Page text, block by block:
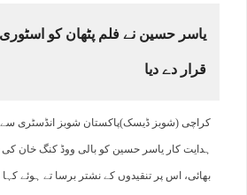
یاسر حسین نے فلم پٹھان کو
قرار دے دیا
کراچی (شوبز ڈیسک)پاکستان شوبز انڈسٹری سے
ہدایت کار یاسر حسین کو بالی ووڈ کنگ خان کی
بھائی، اس پر تنقیدوں کے نشتر برسا تے ہوئے